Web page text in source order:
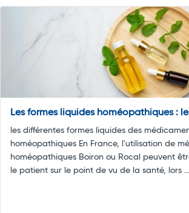
Les formes liquides homéopathiques :
les différentes formes liquides des
homéopathiques En France, l'utilisation de
homéopathiques Boiron ou Rocal peuvent
le patient sur le point de vu de la santé, lors ...